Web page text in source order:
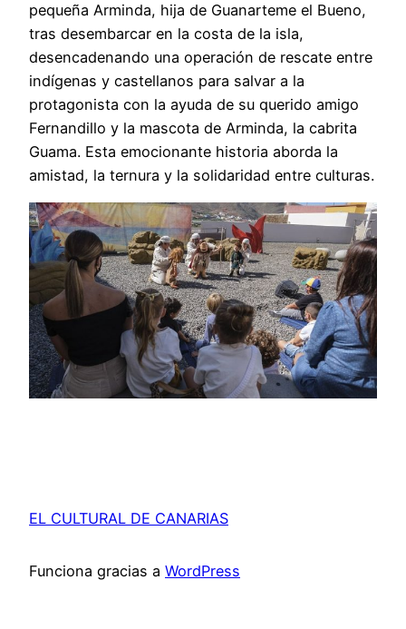
pequeña Arminda, hija de Guanarteme el Bueno,
tras desembarcar en la costa de la isla,
desencadenando una operación de rescate entre
indígenas y castellanos para salvar a la
protagonista con la ayuda de su querido amigo
Fernandillo y la mascota de Arminda, la cabrita
Guama. Esta emocionante historia aborda la
amistad, la ternura y la solidaridad entre culturas.
EL CULTURAL DE CANARIAS
Funciona gracias a WordPress